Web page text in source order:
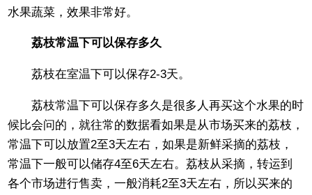
水果蔬菜，效果非常好。
荔枝常温下可以保存多久
荔枝在室温下可以保存2-3天。
荔枝常温下可以保存多久是很多人再买这个水果的时
候比会问的，就往常的数据看如果是从市场买来的荔枝，
常温下可以放置2至3天左右，如果是新鲜采摘的荔枝，
常温下一般可以储存4至6天左右。荔枝从采摘，转运到
各个市场进行售卖，一般消耗2至3天左右，所以买来的